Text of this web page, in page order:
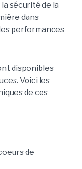
sécurité de la
dans
performances
disponibles
Voici les
de ces
de